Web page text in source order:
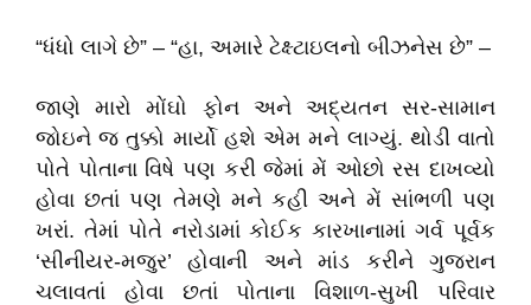
“ધંધો લાગે છે” – “હા, અમારે ટેક્ષ્ટાઇલનો બીઝનેસ છે” –
જાણે મારો મોંઘો ફોન અને અદ્યતન સર-સામાન
જોઇને જ તુક્કો માર્યો હશે એમ મને લાગ્યું. થોડી વાતો
પોતે પોતાના વિષે પણ કરી જેમાં મેં ઓછો રસ દાખવ્યો
હોવા છતાં પણ તેમણે મને કહી અને મેં સાંભળી પણ
ખરાં. તેમાં પોતે નરોડામાં કોઈક કારખાનામાં ગર્વ પૂર્વક
‘સીનીયર-મજુર’ હોવાની અને માંડ કરીને ગુજરાન
ચલાવતાં હોવા છતાં પોતાના વિશાળ-સુખી પરિવાર